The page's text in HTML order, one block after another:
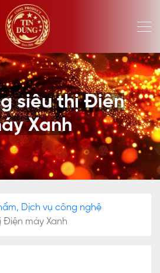
siêu thị Điện
Xanh
Dịch vụ công nghệ
Điện máy Xanh